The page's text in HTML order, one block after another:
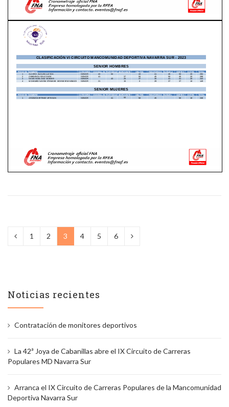
1 2 3 4 5 6
Noticias recientes
Contratación de monitores deportivos
La 42ª Joya de Cabanillas abre el IX Circuito de Carreras
Populares MD Navarra Sur
Arranca el IX Circuito de Carreras Populares de la Mancomunidad
Deportiva Navarra Sur